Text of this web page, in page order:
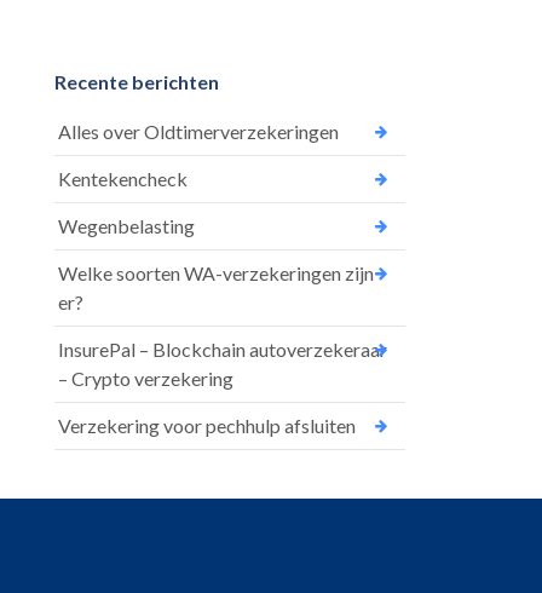
Recente berichten
Alles over Oldtimerverzekeringen
Kentekencheck
Wegenbelasting
Welke soorten WA-verzekeringen zijn
er?
InsurePal – Blockchain autoverzekeraar
– Crypto verzekering
Verzekering voor pechhulp afsluiten